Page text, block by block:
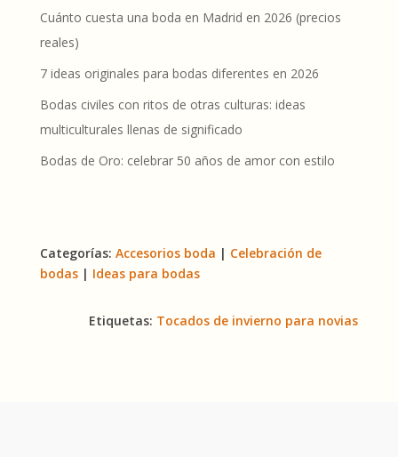
Cuánto cuesta una boda en Madrid en 2026 (precios
reales)
7 ideas originales para bodas diferentes en 2026
Bodas civiles con ritos de otras culturas: ideas
multiculturales llenas de significado
Bodas de Oro: celebrar 50 años de amor con estilo
Categorías: Accesorios boda | Celebración de
bodas| Ideas para bodas
Etiquetas: Tocados de invierno para novias